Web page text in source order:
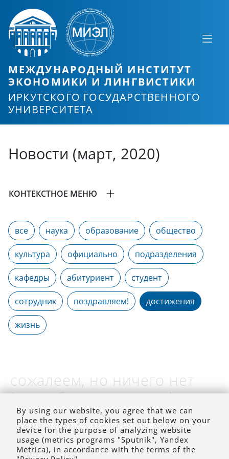
МЕЖДУНАРОДНЫЙ ИНСТИТУТ
ЭКОНОМИКИ И ЛИНГВИСТИКИ
ИРКУТСКОГО ГОСУДАРСТВЕННОГО
УНИВЕРСИТЕТА
Новости (март, 2020)
КОНТЕКСТНОЕ МЕНЮ
все наука образование общество
культура официально подразделения
кафедры абитуриент студент
сотрудник поздравляем! достижения
жизнь
сожалеем, но ничего нет
(на выбранное время)
By using our website, you agree that we can
place the types of cookies set out below on your
device for the purpose of analyzing website
usage (metrics programs "Sputnik", Yandex
Metrica), in accordance with the terms of the